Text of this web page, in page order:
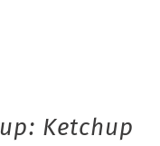
Ketchup